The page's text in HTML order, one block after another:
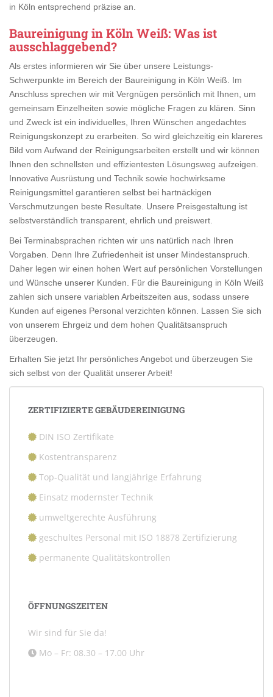
in Köln entsprechend präzise an.
Baureinigung in Köln Weiß: Was ist
ausschlaggebend?
Als erstes informieren wir Sie über unsere Leistungs-
Schwerpunkte im Bereich der Baureinigung in Köln Weiß. Im
Anschluss sprechen wir mit Vergnügen persönlich mit Ihnen, um
gemeinsam Einzelheiten sowie mögliche Fragen zu klären. Sinn
und Zweck ist ein individuelles, Ihren Wünschen angedachtes
Reinigungskonzept zu erarbeiten. So wird gleichzeitig ein klareres
Bild vom Aufwand der Reinigungsarbeiten erstellt und wir können
Ihnen den schnellsten und effizientesten Lösungsweg aufzeigen.
Innovative Ausrüstung und Technik sowie hochwirksame
Reinigungsmittel garantieren selbst bei hartnäckigen
Verschmutzungen beste Resultate. Unsere Preisgestaltung ist
selbstverständlich transparent, ehrlich und preiswert.
Bei Terminabsprachen richten wir uns natürlich nach Ihren
Vorgaben. Denn Ihre Zufriedenheit ist unser Mindestanspruch.
Daher legen wir einen hohen Wert auf persönlichen Vorstellungen
und Wünsche unserer Kunden. Für die Baureinigung in Köln Weiß
zahlen sich unsere variablen Arbeitszeiten aus, sodass unsere
Kunden auf eigenes Personal verzichten können. Lassen Sie sich
von unserem Ehrgeiz und dem hohen Qualitätsanspruch
überzeugen.
Erhalten Sie jetzt Ihr persönliches Angebot und überzeugen Sie
sich selbst von der Qualität unserer Arbeit!
ZERTIFIZIERTE GEBÄUDEREINIGUNG
DIN ISO Zertifikate
Kostentransparenz
Top-Qualität und langjährige Erfahrung
Einsatz modernster Technik
umweltgerechte Ausführung
geschultes Personal mit ISO 18878 Zertifizierung
permanente Qualitätskontrollen
ÖFFNUNGSZEITEN
Wir sind für Sie da!
Mo – Fr: 08.30 – 17.00 Uhr